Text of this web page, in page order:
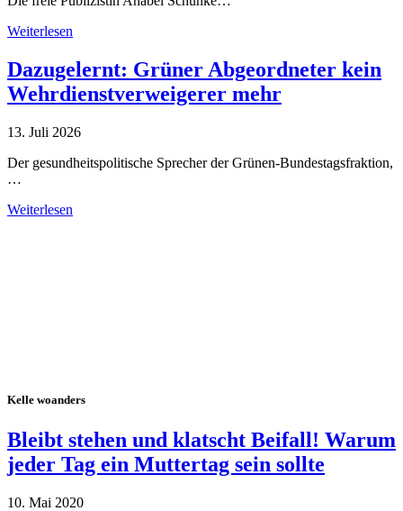
Weiterlesen
Dazugelernt: Grüner Abgeordneter kein
Wehrdienstverweigerer mehr
13. Juli 2026
Der gesundheitspolitische Sprecher der Grünen-Bundestagsfraktion,
…
Weiterlesen
Kelle woanders
Bleibt stehen und klatscht Beifall! Warum
jeder Tag ein Muttertag sein sollte
10. Mai 2020